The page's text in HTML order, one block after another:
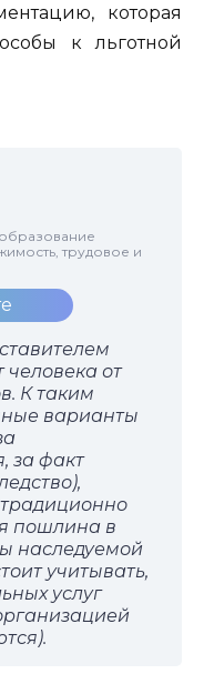
которая
к льготной
трудовое и
от
К таким
варианты
за факт
пошлина в
наследуемой
учитывать,
услуг